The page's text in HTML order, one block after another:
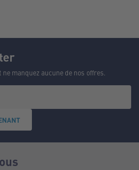
ne manquez aucune de nos offres.